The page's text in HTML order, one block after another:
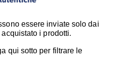
essere inviate solo dai
i prodotti.
qui sotto per filtrare le